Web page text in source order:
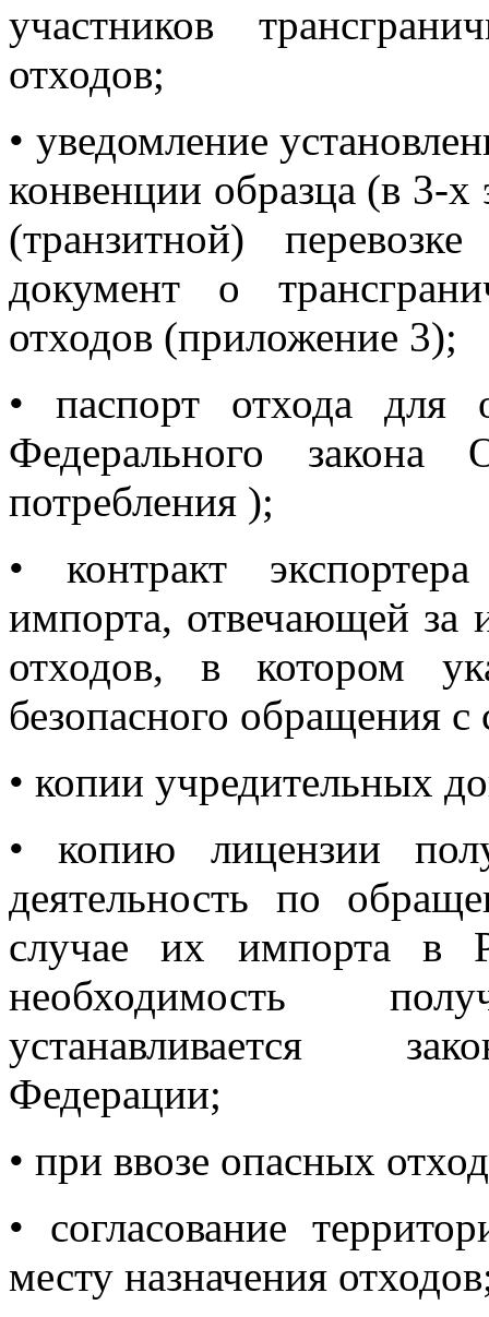
участников
отходов;
• уведомление
конвенции образца (в 3-х
(транзитной)
документ о
отходов (приложение 3);
• паспорт отхода для
Федерального закона
потребления );
• контракт
импорта, отвечающей за
отходов, в котором
безопасного обращения
• копии учредительных
• копию лицензии
деятельность по
случае их импорта в
необходимость
устанавливается
Федерации;
• при ввозе опасных
• согласование
месту назначения